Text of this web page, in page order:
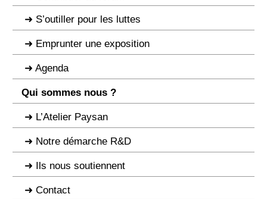
S’outiller pour les luttes
Emprunter une exposition
Agenda
Qui sommes nous ?
L’Atelier Paysan
Notre démarche R&D
Ils nous soutiennent
Contact